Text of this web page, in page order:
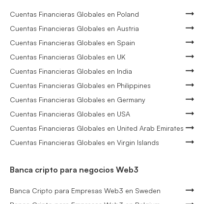
Cuentas Financieras Globales en Poland
Cuentas Financieras Globales en Austria
Cuentas Financieras Globales en Spain
Cuentas Financieras Globales en UK
Cuentas Financieras Globales en India
Cuentas Financieras Globales en Philippines
Cuentas Financieras Globales en Germany
Cuentas Financieras Globales en USA
Cuentas Financieras Globales en United Arab Emirates
Cuentas Financieras Globales en Virgin Islands
Banca cripto para negocios Web3
Banca Cripto para Empresas Web3 en Sweden